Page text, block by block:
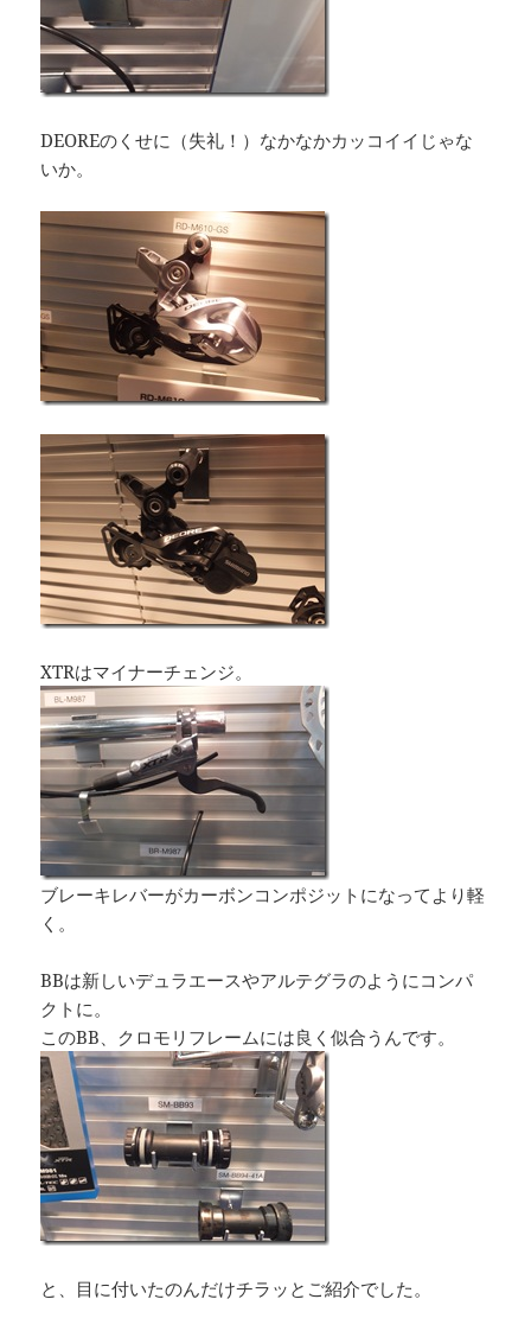
DEOREのくせに（失礼！）なかなかカッコイイじゃな
いか。
XTRはマイナーチェンジ。
ブレーキレバーがカーボンコンポジットになってより軽
く。
BBは新しいデュラエースやアルテグラのようにコンパ
クトに。
このBB、クロモリフレームには良く似合うんです。
と、目に付いたのんだけチラッとご紹介でした。